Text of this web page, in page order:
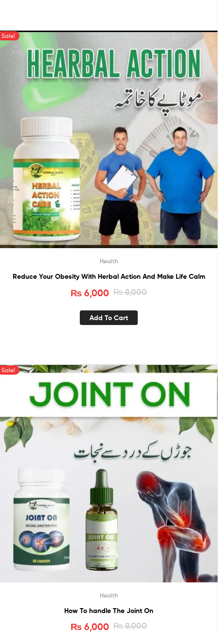
Sale!
Health
Reduce Your Obesity With Herbal Action And Make Life Calm
₨8,000
₨6,000
Add To Cart
Sale!
Health
How To handle The Joint On
₨8,000
₨6,000